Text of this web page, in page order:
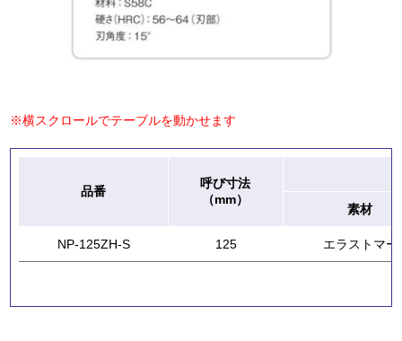
※横スクロールでテーブルを動かせます
品番
呼び寸法
（mm）
素材
NP-125ZH-S 125 エラストマー